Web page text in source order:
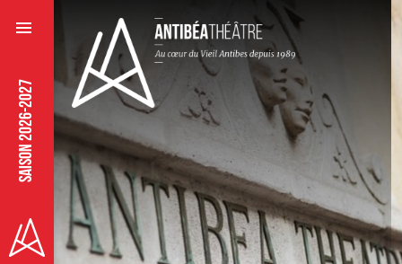
SAISON 2026-2027